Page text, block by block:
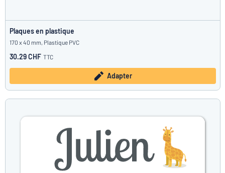
Plaques en plastique
170 x 40 mm, Plastique PVC
30.29 CHF TTC
Adapter